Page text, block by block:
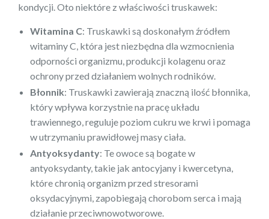
kondycji. Oto niektóre z właściwości truskawek:
Witamina C: Truskawki są doskonałym źródłem
witaminy C, która jest niezbędna dla wzmocnienia
odporności organizmu, produkcji kolagenu oraz
ochrony przed działaniem wolnych rodników.
Błonnik: Truskawki zawierają znaczną ilość błonnika,
który wpływa korzystnie na pracę układu
trawiennego, reguluje poziom cukru we krwi i pomaga
w utrzymaniu prawidłowej masy ciała.
Antyoksydanty: Te owoce są bogate w
antyoksydanty, takie jak antocyjany i kwercetyna,
które chronią organizm przed stresorami
oksydacyjnymi, zapobiegają chorobom serca i mają
działanie przeciwnowotworowe.